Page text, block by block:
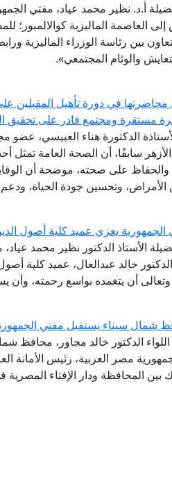
أ.د. نظير محمد عياد، مفتي
بين رئاسة الوزراء الماليزية
والوئام المجتمعي».
محاضرتها في دورة تأهيل المقبلين
مستقرة ومجتمع قادر على تحقيق
الدكتورة هناء العبيسي، عضو
سابقًا، أن الصحة العامة تمثل
والحفاظ على صحته، موضحة أن
الأمراض، وتحسين جودة الحياة، ودعم
الجمهورية يعزي عميد كلية أصول
الأستاذ الدكتور نظير محمد
الدكتور خالد عبدالعال، عميد كلية
أن يتغمده بواسع رحمته، وأن
شمال سيناء يستقبل مفتي
الدكتور خالد مجاور، محافظ
مصر العربية، رئيس الأمانة
بين المحافظة ودار الإفتاء